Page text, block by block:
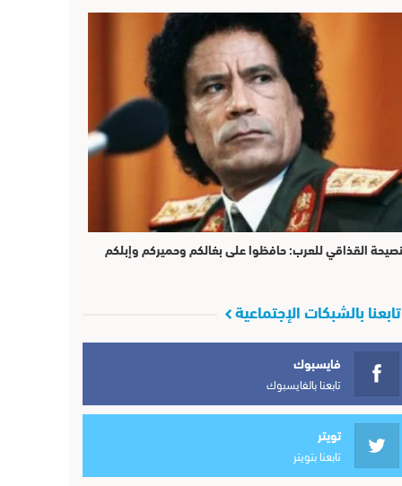
نصيحة القذاقي للعرب: حافظوا على بغالكم وحميركم وإبلكم
تابعنا بالشبكات الإجتماعية
فايسبوك
تابعنا بالفايسبوك
تويتر
تابعنا بتويتر